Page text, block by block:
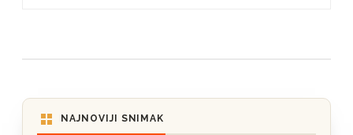
NAJNOVIJI SNIMAK